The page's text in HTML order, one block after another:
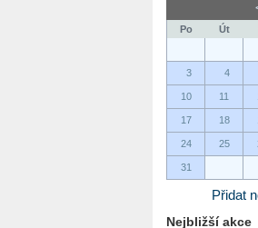
Po Út
3 4
10 11
17 18
24 25
31
Přidat
Nejbližší akce